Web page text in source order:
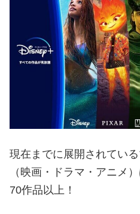
現在までに展開されてい
（映画・ドラマ・アニメ
70作品以上！